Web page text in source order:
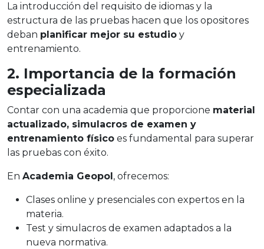
La introducción del requisito de idiomas y la
estructura de las pruebas hacen que los opositores
deban planificar mejor su estudio y
entrenamiento.
2. Importancia de la formación
especializada
Contar con una academia que proporcione material
actualizado, simulacros de examen y
entrenamiento físico es fundamental para superar
las pruebas con éxito.
En Academia Geopol, ofrecemos:
Clases online y presenciales con expertos en la
materia.
Test y simulacros de examen adaptados a la
nueva normativa.